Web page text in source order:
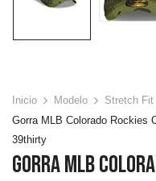
Inicio Modelo
Stretch Fit
Gorra MLB Colorado Rockies
39thirty
Gorra MLB